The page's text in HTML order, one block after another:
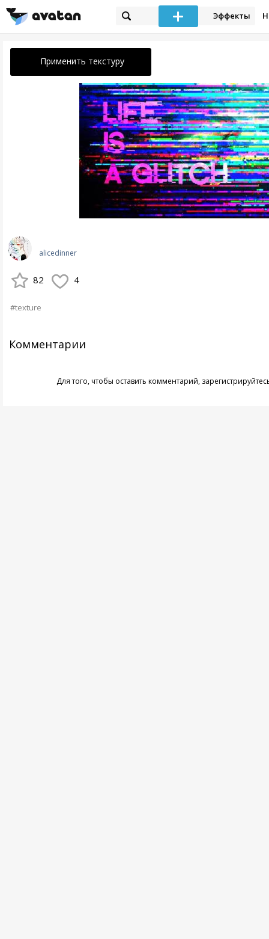
Эффекты
Применить текстуру
alicedinner
82 4
#texture
Комментарии
Для того, чтобы оставить комментарий,